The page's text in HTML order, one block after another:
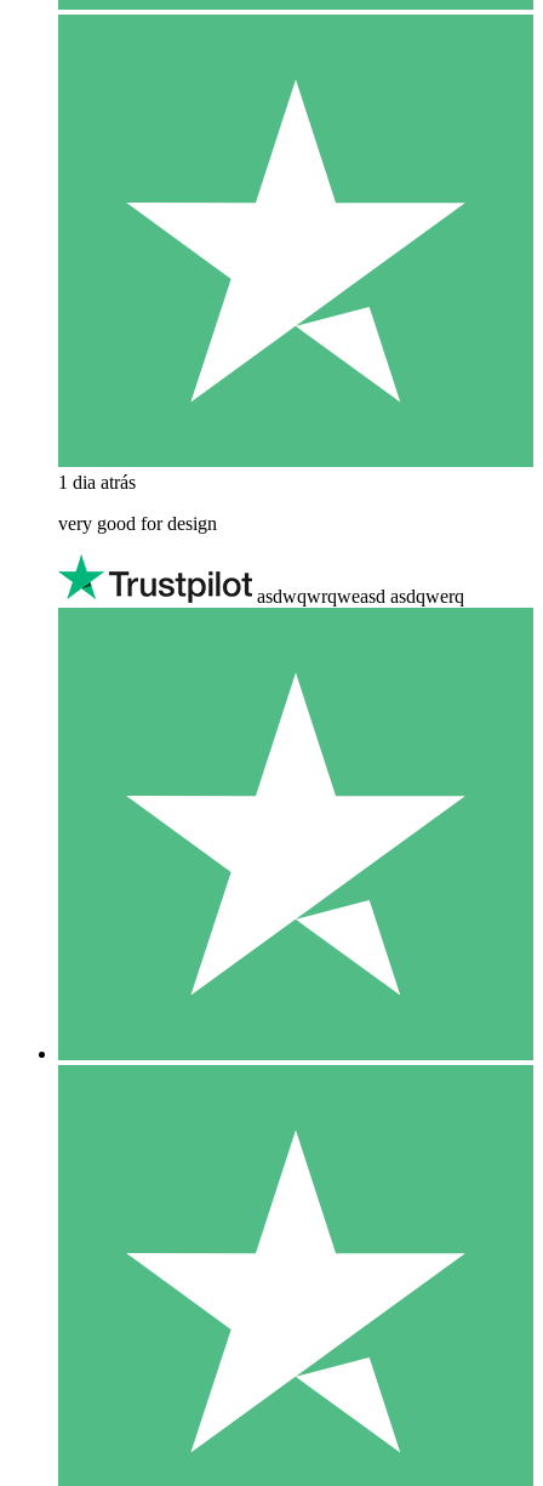
1 dia atrás
very good for design
asdwqwrqweasd asdqwerq